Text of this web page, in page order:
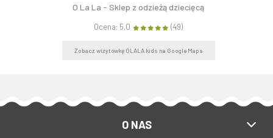
O La La - Sklep z odzieżą dziecięcą
Ocena: 5,0 (49)
Zobacz wizytówkę OLALA kids na Google Maps
O NAS